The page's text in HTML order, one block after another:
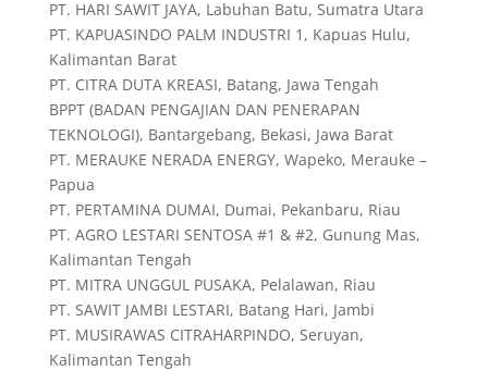
PT. HARI SAWIT JAYA, Labuhan Batu, Sumatra Utara
PT. KAPUASINDO PALM INDUSTRI 1, Kapuas Hulu,
Kalimantan Barat
PT. CITRA DUTA KREASI, Batang, Jawa Tengah
BPPT (BADAN PENGAJIAN DAN PENERAPAN
TEKNOLOGI), Bantargebang, Bekasi, Jawa Barat
PT. MERAUKE NERADA ENERGY, Wapeko, Merauke –
Papua
PT. PERTAMINA DUMAI, Dumai, Pekanbaru, Riau
PT. AGRO LESTARI SENTOSA #1 & #2, Gunung Mas,
Kalimantan Tengah
PT. MITRA UNGGUL PUSAKA, Pelalawan, Riau
PT. SAWIT JAMBI LESTARI, Batang Hari, Jambi
PT. MUSIRAWAS CITRAHARPINDO, Seruyan,
Kalimantan Tengah